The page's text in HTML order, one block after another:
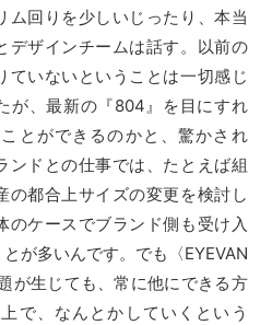
ム回りを少しいじったり、本当
デザインチームは話す。以前の
ていないということは一切感じ
が、最新の『804』を目にすれ
とができるのかと、驚かされ
ンドとの仕事では、たとえば組
の都合上サイズの変更を検討し
のケースでブランド側も受け入
が多いんです。でも〈EYEVAN
が生じても、常に他にできる方
で、なんとかしていくという